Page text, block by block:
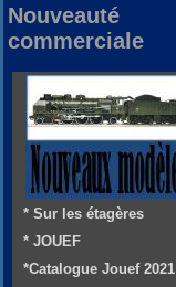
Nouveauté
commerciale
* Sur les étagères
* JOUEF
*Catalogue Jouef 2021